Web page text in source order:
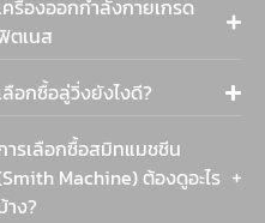
ครื่องออกกำลังกายเกรด
ตเนส
ลือกซื้อลู่วิ่งยังไงดี?
ารเลือกซื้อสมิทแมชชีน
Machine) ต้องดูอะไร
าง?